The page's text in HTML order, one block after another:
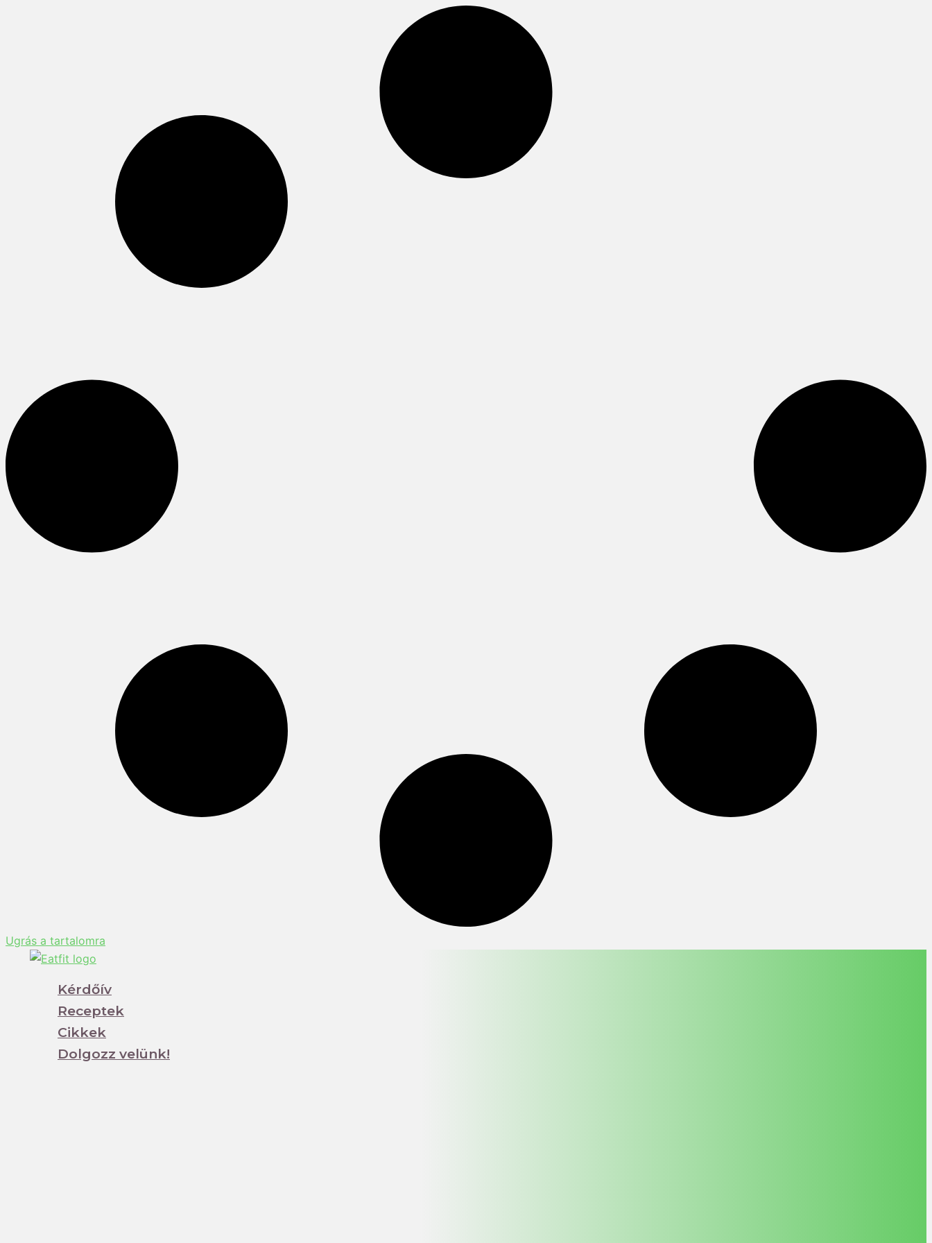
Ugrás a tartalomra
Kérdőív
Receptek
Cikkek
Dolgozz velünk!